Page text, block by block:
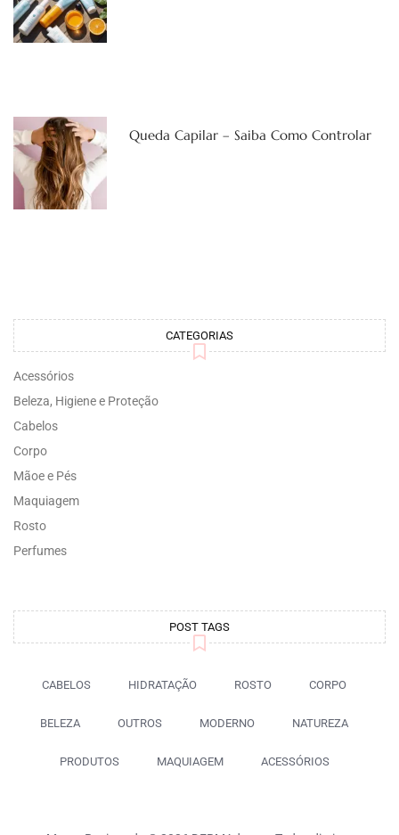
Queda Capilar – Saiba Como Controlar
CATEGORIAS
Acessórios
Beleza, Higiene e Proteção
Cabelos
Corpo
Mãoe e Pés
Maquiagem
Rosto
Perfumes
POST TAGS
CABELOS HIDRATAÇÃO ROSTO CORPO
BELEZA OUTROS MODERNO NATUREZA
PRODUTOS MAQUIAGEM ACESSÓRIOS